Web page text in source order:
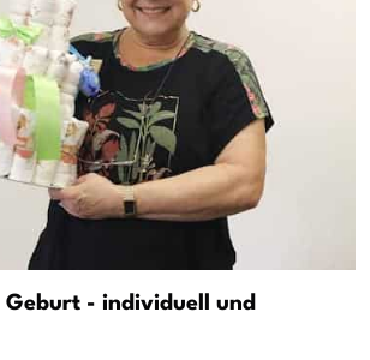
Geburt - individuell und